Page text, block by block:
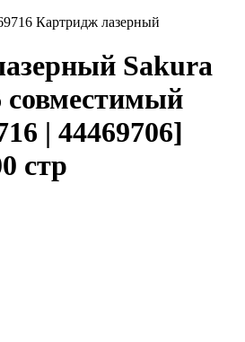
Картридж лазерный
Sakura
совместимый
| 44469706]
стр